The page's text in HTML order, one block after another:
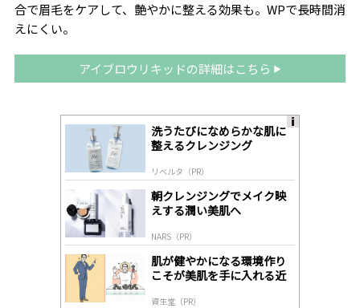
合で眉毛をケアして、艶やかに整える効果も。WPで長時間消
えにくい。
アイブロウリキッドの詳細はこちら
洗うたびになめらかな肌に
整えるクレンジング
リベルタ（PR）
朝クレンジングでメイク映
えする潤い美肌へ
NARS（PR）
肌が健やかになる環境作り
こそが美肌を手に入れる近
資生堂（PR）